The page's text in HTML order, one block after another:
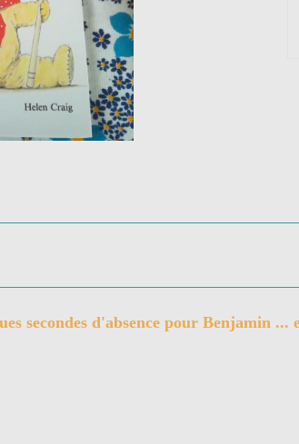
secondes d'absence pour Benjamin ...